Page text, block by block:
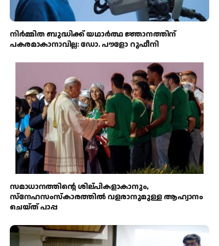
നിർമ്മിത ബുദ്ധിക്ക് യഥാർത്ഥ ജ്ഞാനത്തിന്
പകരമാകാനാവില്ല: ഡോ. പൗളോ റുഫീനി
സമാധാനത്തിന്റെ ശില്പികളാകാനും,
സ്നേഹസംസ്കാരത്തിൽ വളരാനുമുള്ള ആഹ്വാനം
ചെയ്ത് പാപ്പ